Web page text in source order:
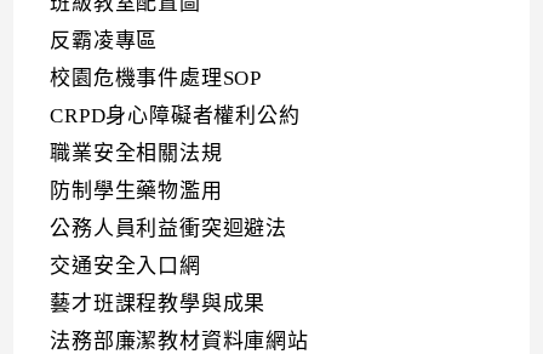
反霸凌專區
校園危機事件處理SOP
CRPD身心障礙者權利公約
職業安全相關法規
防制學生藥物濫用
公務人員利益衝突迴避法
交通安全入口網
藝才班課程教學與成果
法務部廉潔教材資料庫網站